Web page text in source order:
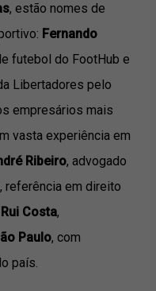
, estão nomes de
Fernando
futebol do FootHub e
Libertadores pelo
empresários mais
vasta experiência em
Ribeiro, advogado
referência em direito
Rui Costa,
Paulo, com
país.